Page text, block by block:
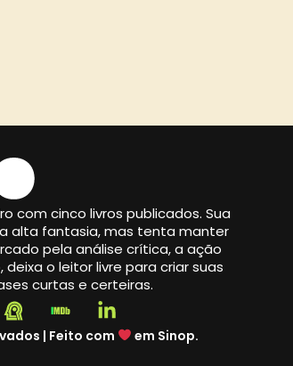
com cinco livros publicados. Sua
alta fantasia, mas tenta manter
pela análise crítica, a ação
o leitor livre para criar suas
curtas e certeiras.
| Feito com em Sinop.